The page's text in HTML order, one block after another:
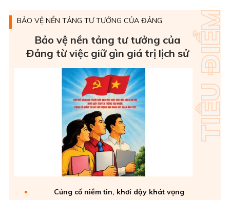
BẢO VỆ NỀN TẢNG TƯ TƯỞNG CỦA ĐẢNG
Bảo vệ nền tảng tư tưởng của
Ðảng từ việc giữ gìn giá trị lịch sử
Củng cố niềm tin, khơi dậy khát vọng